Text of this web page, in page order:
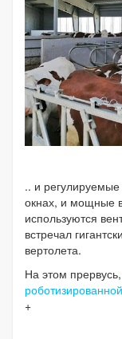
.. и
окнах, и мощные
используются
встречал
вертолета.
На этом прервусь,
+